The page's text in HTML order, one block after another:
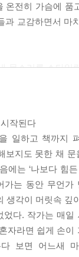
온전히 가슴에
과 교감하면서
목소리를 스타일
게, 멋지게 표현
심을 갖게 되면
‘아, 이분이 진정
구에게 이야기
담겨 있다.
작된다
일하고 책까지
보지도 못한 채
에는 ‘나보다 힘
가는 동안 무언
생각이 머릿속 깊
다. 작가는 매
자라면 쉽게 손
보면 어느새